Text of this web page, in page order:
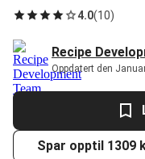
4.0(10)
Recipe
Oppdatert den
Spar opptil 1309